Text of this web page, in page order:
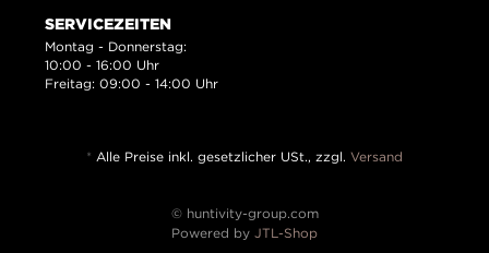
SERVICEZEITEN
Montag - Donnerstag:
10:00 - 16:00 Uhr
Freitag: 09:00 - 14:00 Uhr
* Alle Preise inkl. gesetzlicher USt., zzgl. Versand
© huntivity-group.com
Powered by JTL-Shop